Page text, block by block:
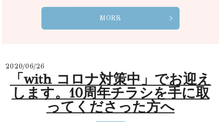
MORE
2020/06/26
「with コロナ対策中」でお迎え
します。10周年チラシを手に取
ってくださった方へ